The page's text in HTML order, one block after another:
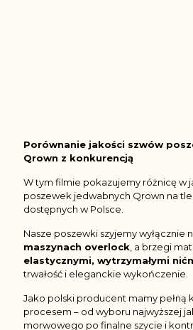
Porównanie jakości szwów
Qrown z konkurencją
W tym filmie pokazujemy różnicę w
poszewek jedwabnych Qrown na
dostępnych w Polsce.
Nasze poszewki szyjemy wyłącznie
maszynach overlock, a brzegi
elastycznymi, wytrzymałymi
trwałość i eleganckie wykończenie.
Jako polski producent mamy pełną
procesem – od wyboru najwyższej
morwowego po finalne szycie i